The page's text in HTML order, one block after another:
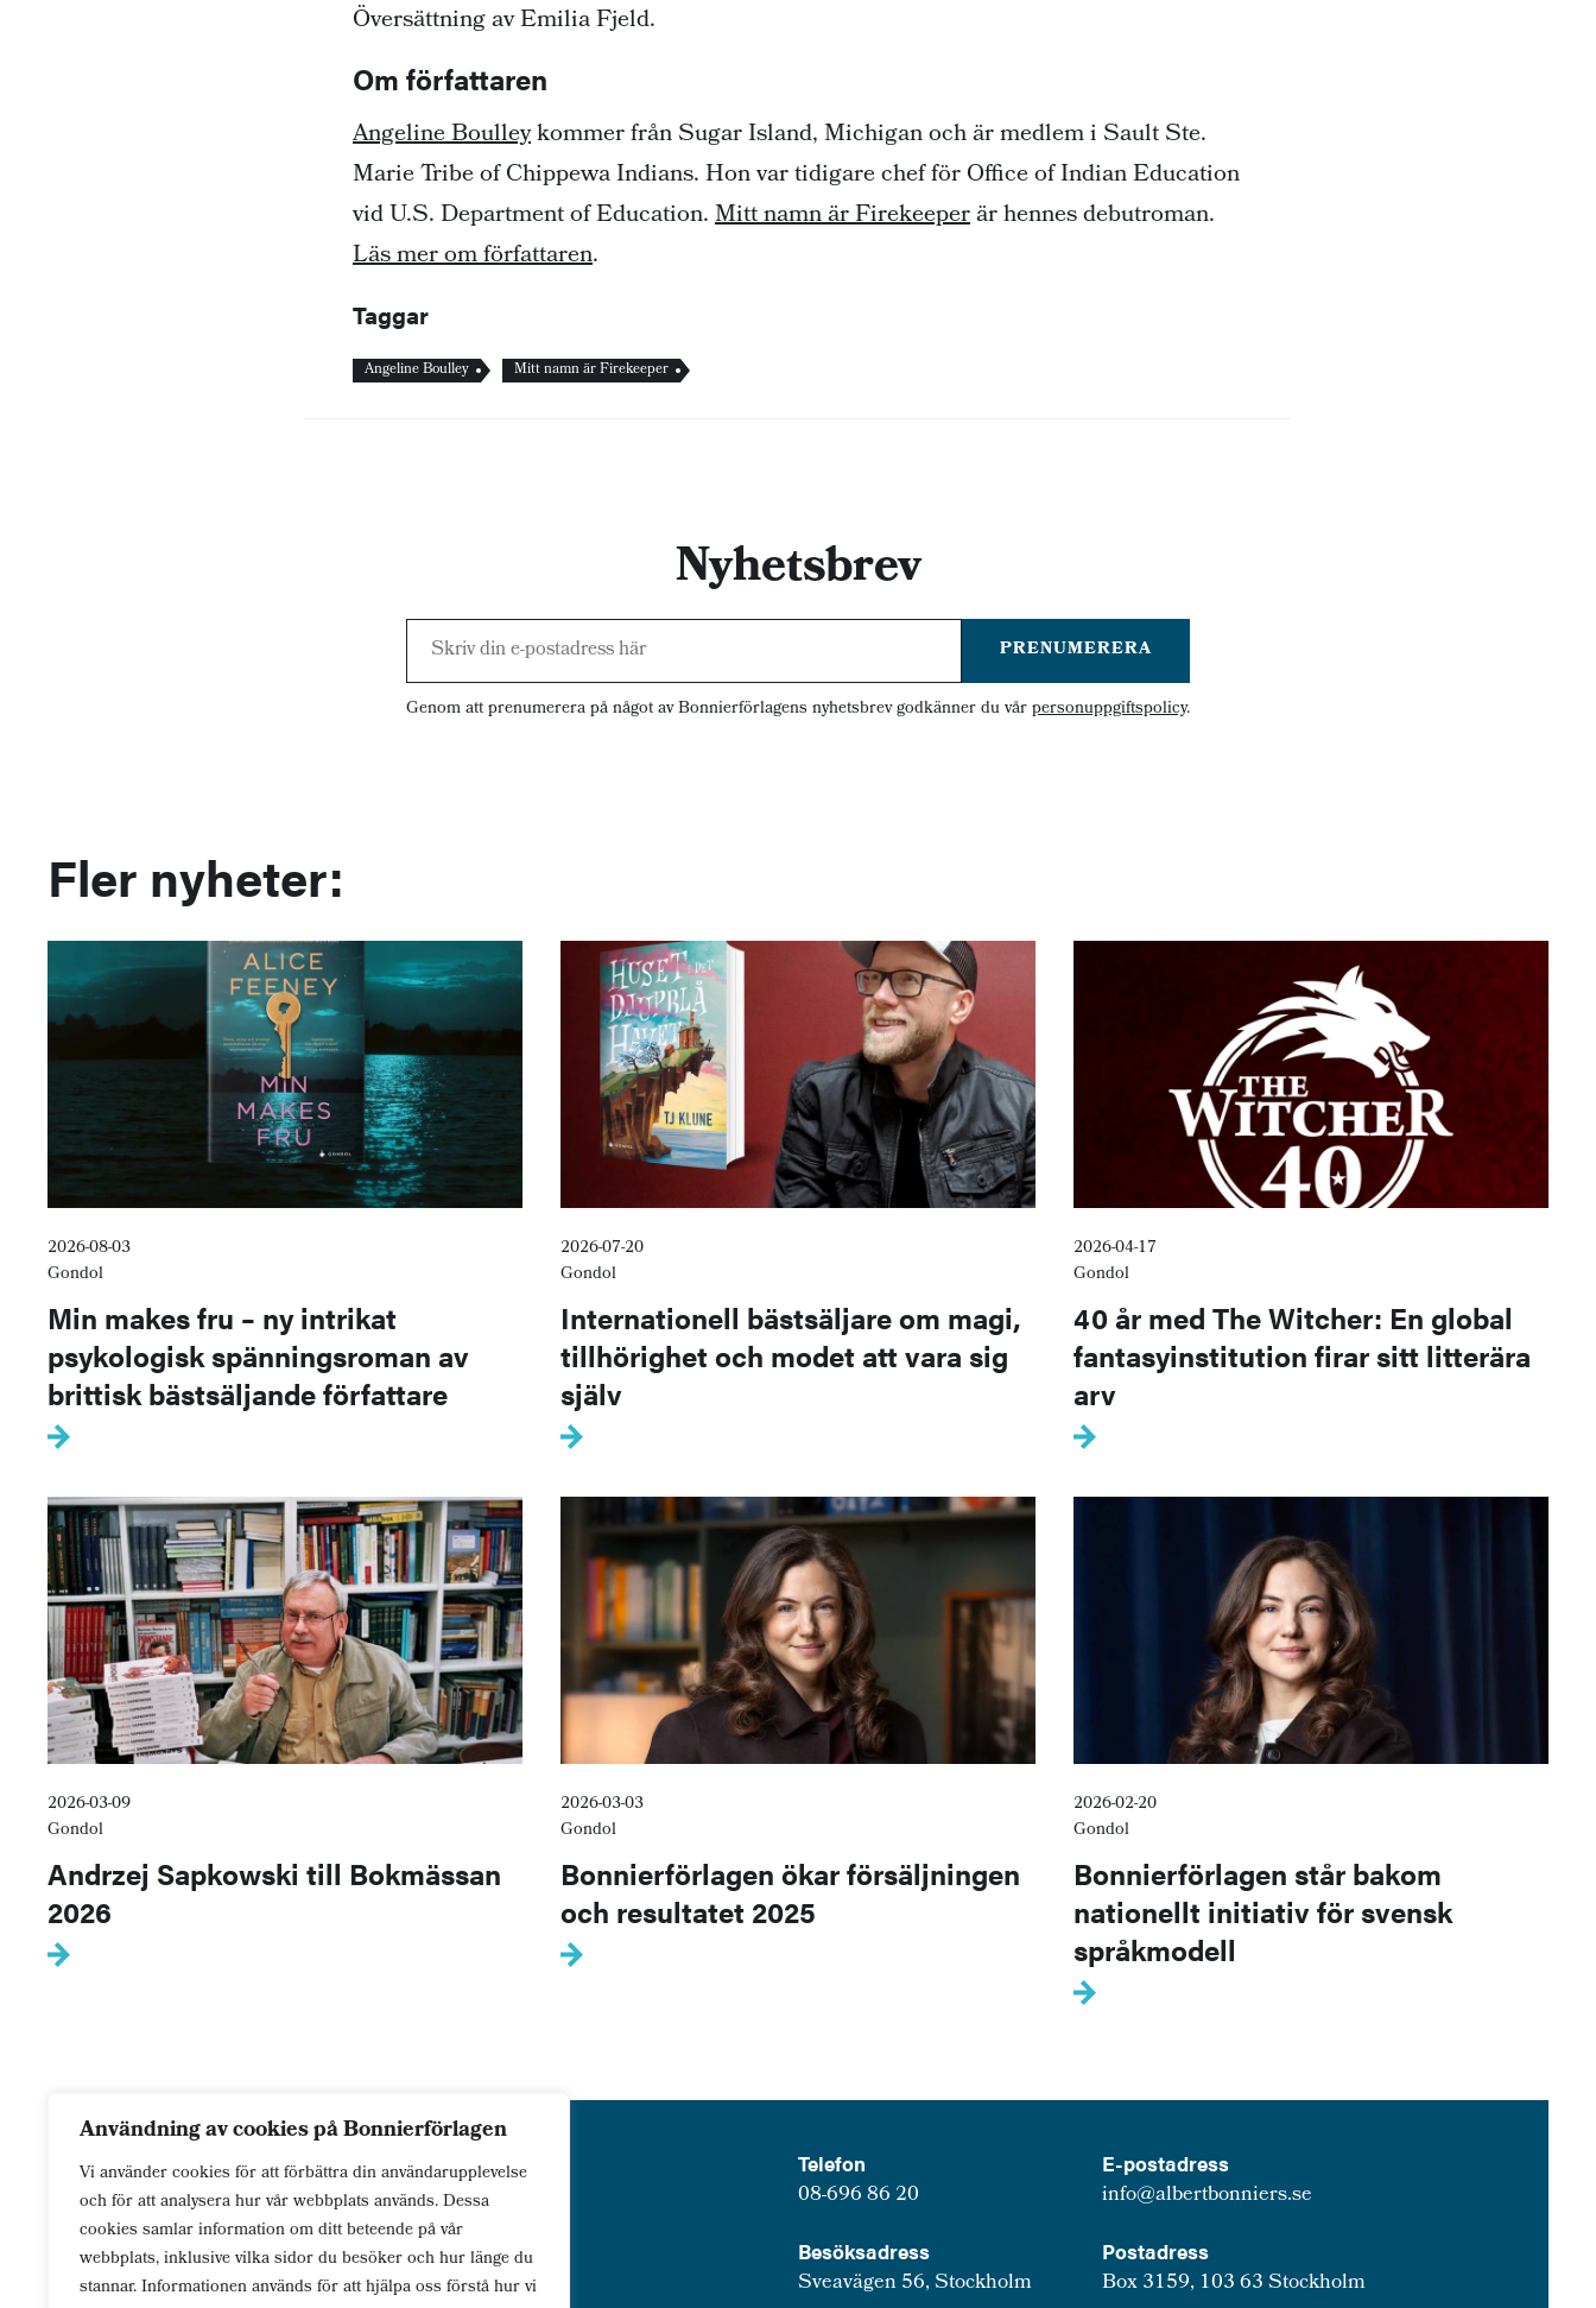
Användning av cookies på Bonnierförlagen
Vi använder cookies för att förbättra din användarupplevelse
och för att analysera hur vår webbplats används. Dessa
cookies samlar information om ditt beteende på vår
webbplats, inklusive vilka sidor du besöker och hur länge du
stannar. Informationen används för att hjälpa oss förstå hur vi
Översättning av Emilia Fjeld.
Om författaren
Angeline Boulleykommer från Sugar Island, Michigan och är medlem i Sault Ste.
Marie Tribe of Chippewa Indians. Hon var tidigare chef för Office of Indian Education
vid U.S. Department of Education.Mitt namn är Firekeeperär hennes debutroman.
Läs mer om författaren.
Taggar
Angeline Boulley Mitt namn är Firekeeper
Nyhetsbrev
PRENUMERERA
Genom att prenumerera på något av Bonnierförlagens nyhetsbrev godkänner du vårpersonuppgiftspolicy.
Fler nyheter:
2026-08-03
Gondol
Min makes fru – ny intrikat
psykologisk spänningsroman av
brittisk bästsäljande författare
2026-07-20
Gondol
Internationell bästsäljare om magi,
tillhörighet och modet att vara sig
själv
2026-04-17
Gondol
40 år med The Witcher: En global
fantasyinstitution firar sitt litterära
arv
2026-03-09
Gondol
Andrzej Sapkowski till Bokmässan
2026
2026-03-03
Gondol
Bonnierförlagen ökar försäljningen
och resultatet 2025
2026-02-20
Gondol
Bonnierförlagen står bakom
nationellt initiativ för svensk
språkmodell
För dig somlevergenom berättelser. Passion.
Mystik. Ödesmättad kärlek. Välj din verklighet.
Telefon
08-696 86 20
E-postadress
info@albertbonniers.se
Besöksadress
Sveavägen 56, Stockholm
Postadress
Box 3159, 103 63 Stockholm